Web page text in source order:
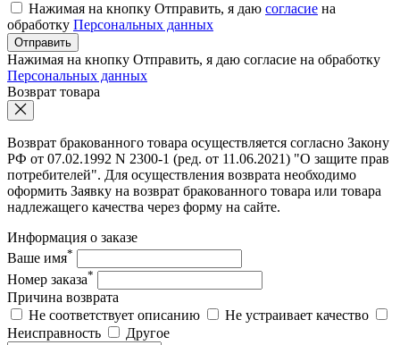
Нажимая на кнопку Отправить, я даю согласие на
обработку Персональных данных
Отправить
Нажимая на кнопку Отправить, я даю согласие на обработку
Персональных данных
Возврат товара
Возврат бракованного товара осуществляется согласно Закону
РФ от 07.02.1992 N 2300-1 (ред. от 11.06.2021) "О защите прав
потребителей". Для осуществления возврата необходимо
оформить Заявку на возврат бракованного товара или товара
надлежащего качества через форму на сайте.
Информация о заказе
Ваше имя*
Номер заказа*
Причина возврата
Не соответствует описанию
Не устраивает качество
Неисправность
Другое